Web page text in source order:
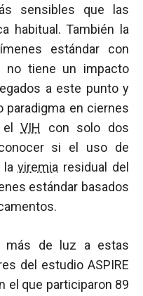
sensibles que las
habitual. También la
estándar con
no tiene un impacto
a este punto y
paradigma en ciernes
elVIH
con solo dos
si el uso de
laviremia residual del
estándar basados
más de luz a estas
del estudio ASPIRE
el que participaron 89